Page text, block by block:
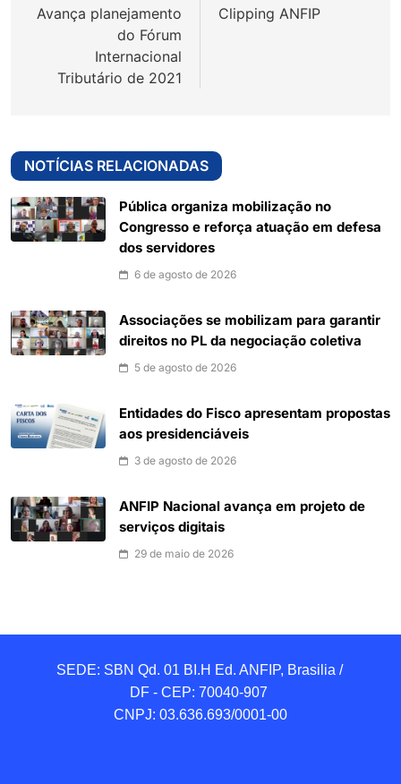
Post
Avança planejamento
do Fórum
Internacional
Tributário de 2021
Clipping ANFIP
NOTÍCIAS RELACIONADAS
Pública organiza mobilização no
Congresso e reforça atuação em defesa
dos servidores
6 de agosto de 2026
Associações se mobilizam para garantir
direitos no PL da negociação coletiva
5 de agosto de 2026
Entidades do Fisco apresentam propostas
aos presidenciáveis
3 de agosto de 2026
ANFIP Nacional avança em projeto de
serviços digitais
29 de maio de 2026
SEDE: SBN Qd. 01 BI.H Ed. ANFIP, Brasilia /
DF - CEP: 70040-907
CNPJ: 03.636.693/0001-00